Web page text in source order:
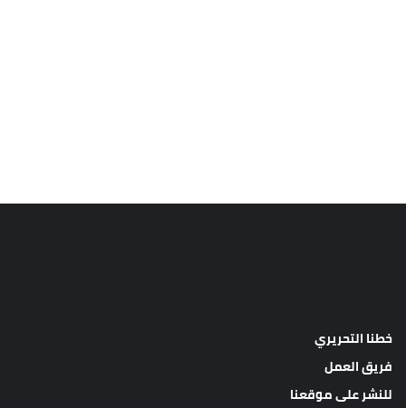
خطنا التحريري
فريق العمل
للنشر على موقعنا